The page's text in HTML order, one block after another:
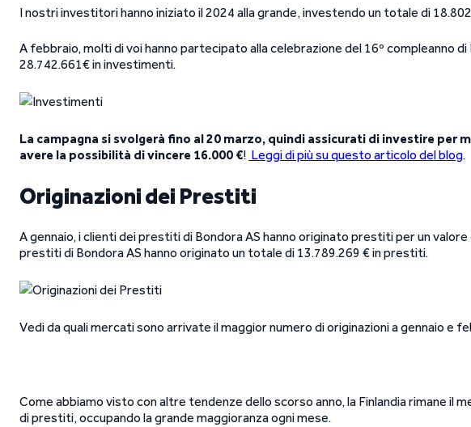
I nostri investitori hanno iniziato il 2024 alla grande, investendo un totale di
A febbraio, molti di voi hanno partecipato alla celebrazione del 16º compleanno
28.742.661€ in investimenti.
La campagna si svolgerà fino al 20 marzo, quindi assicurati di investire per
avere la possibilità di vincere 16.000 €! Leggi di più su questo articolo del blog.
Originazioni dei Prestiti
A gennaio, i clienti dei prestiti di Bondora AS hanno originato prestiti per un
prestiti di Bondora AS hanno originato un totale di 13.789.269 € in prestiti.
Vedi da quali mercati sono arrivate il maggior numero di originazioni a gennaio e
Come abbiamo visto con altre tendenze dello scorso anno, la Finlandia rimane il
di prestiti, occupando la grande maggioranza ogni mese.